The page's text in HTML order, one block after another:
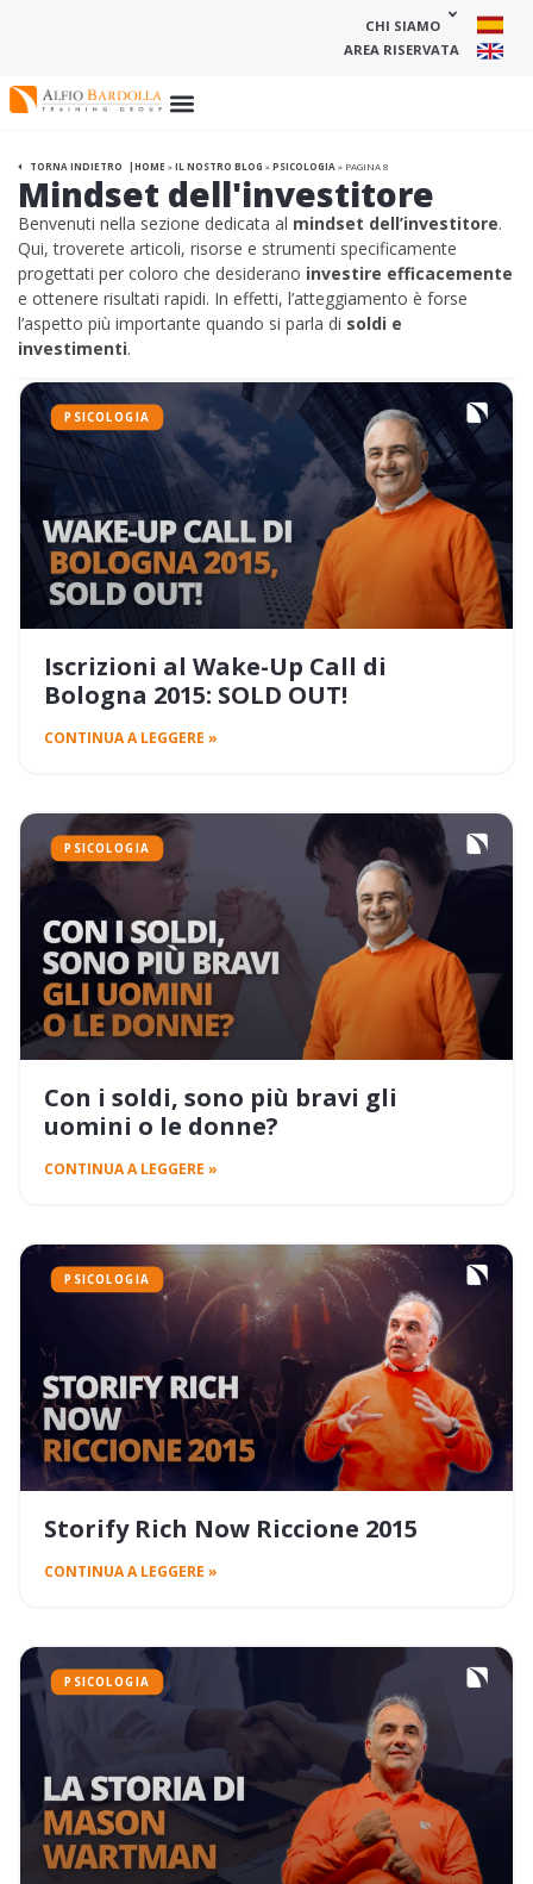
CHI SIAMO
AREA RISERVATA
TORNA INDIETRO HOME »IL NOSTRO BLOG »PSICOLOGIA » PAGINA 8
Mindset dell'investitore
Benvenuti nella sezione dedicata al mindset dell’investitore.
Qui, troverete articoli, risorse e strumenti specificamente
progettati per coloro che desiderano investire efficacemente
e ottenere risultati rapidi. In effetti, l’atteggiamento è forse
l’aspetto più importante quando si parla di soldi e
investimenti.
PSICOLOGIA
Iscrizioni al Wake-Up Call di
Bologna 2015: SOLD OUT!
CONTINUA A LEGGERE »
PSICOLOGIA
Con i soldi, sono più bravi gli
uomini o le donne?
CONTINUA A LEGGERE »
PSICOLOGIA
Storify Rich Now Riccione 2015
CONTINUA A LEGGERE »
PSICOLOGIA